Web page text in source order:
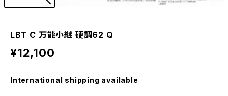
LBT C 万能小継 硬調62 Q
¥12,100
International shipping available